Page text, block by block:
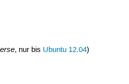
, nur bis Ubuntu 12.04)